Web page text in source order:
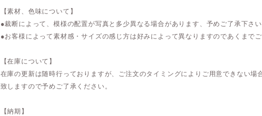
【素材、色味について】
●裁断によって、模様の配置が写真と多少異なる場合があります、予めご了承下さ
●お客様によって素材感・サイズの感じ方は好みによって異なりますのであくまで
【在庫について】
在庫の更新は随時行っておりますが、ご注文のタイミングによりご用意できない
致しますので予めご了承ください。
【納期】